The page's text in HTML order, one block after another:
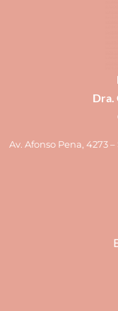
Dra.
Av. Afonso Pena, 4273